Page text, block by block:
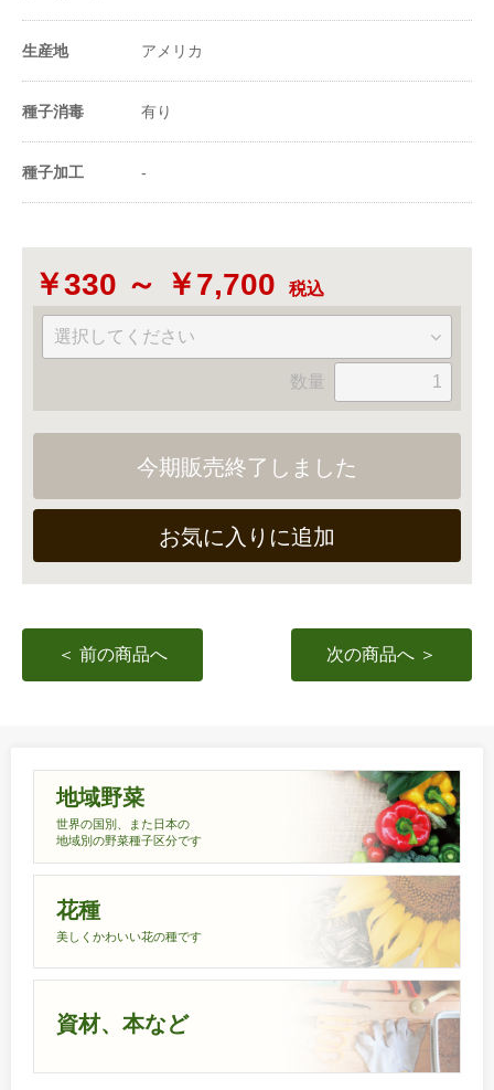
※1a(アール)＝100m²＝30坪＝1畝(セ)
※ 100ｍL(ﾐﾘﾘｯﾄﾙ）＝100cc＝1dL(ﾃﾞｼﾘｯﾄﾙ)
生産地 アメリカ
種子消毒 有り
種子加工 -
￥330 ～ ￥7,700 税込
数量
今期販売終了しました
お気に入りに追加
＜ 前の商品へ 次の商品へ ＞
地域野菜
世界の国別、また日本の
地域別の野菜種子区分です
花種
美しくかわいい花の種です
資材、本など